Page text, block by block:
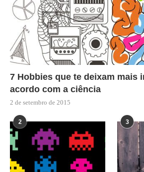
7 Hobbies que te deixam mais
acordo com a ciência
2 de setembro de 2015
2 3